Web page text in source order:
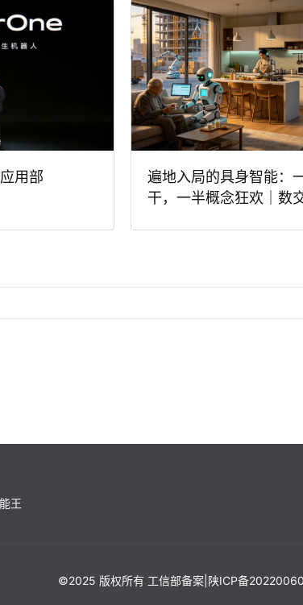
用部
遍地入局的具身智能：
干，一半概念狂欢｜数
王
©2025 版权所有 工信部备案|陕ICP备